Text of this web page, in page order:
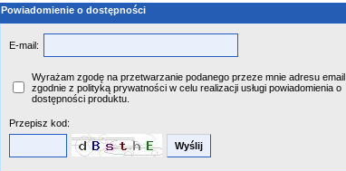
Powiadomienie o dostępności
E-mail:
Wyrażam zgodę na przetwarzanie podanego przeze mnie adresu email
zgodnie z polityką prywatności w celu realizacji usługi powiadomienia o
dostępności produktu.
Przepisz kod: